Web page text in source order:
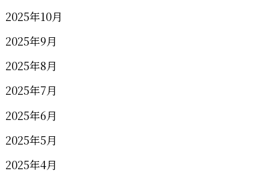
2025年10月
2025年9月
2025年8月
2025年7月
2025年6月
2025年5月
2025年4月